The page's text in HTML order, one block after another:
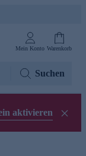
Mein Konto Warenkorb
Suchen
aktivieren